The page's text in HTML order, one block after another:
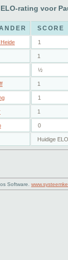
rating voor
SCORE
1
1
½
1
1
1
0
Huidige
Software.